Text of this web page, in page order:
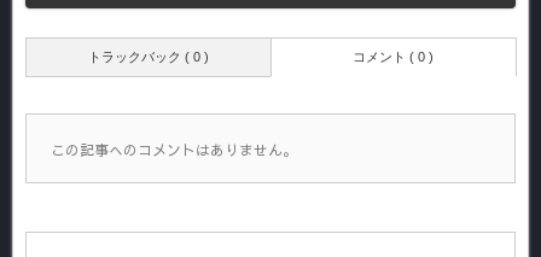
トラックバック ( 0 ) コメント ( 0 )
この記事へのコメントはありません。